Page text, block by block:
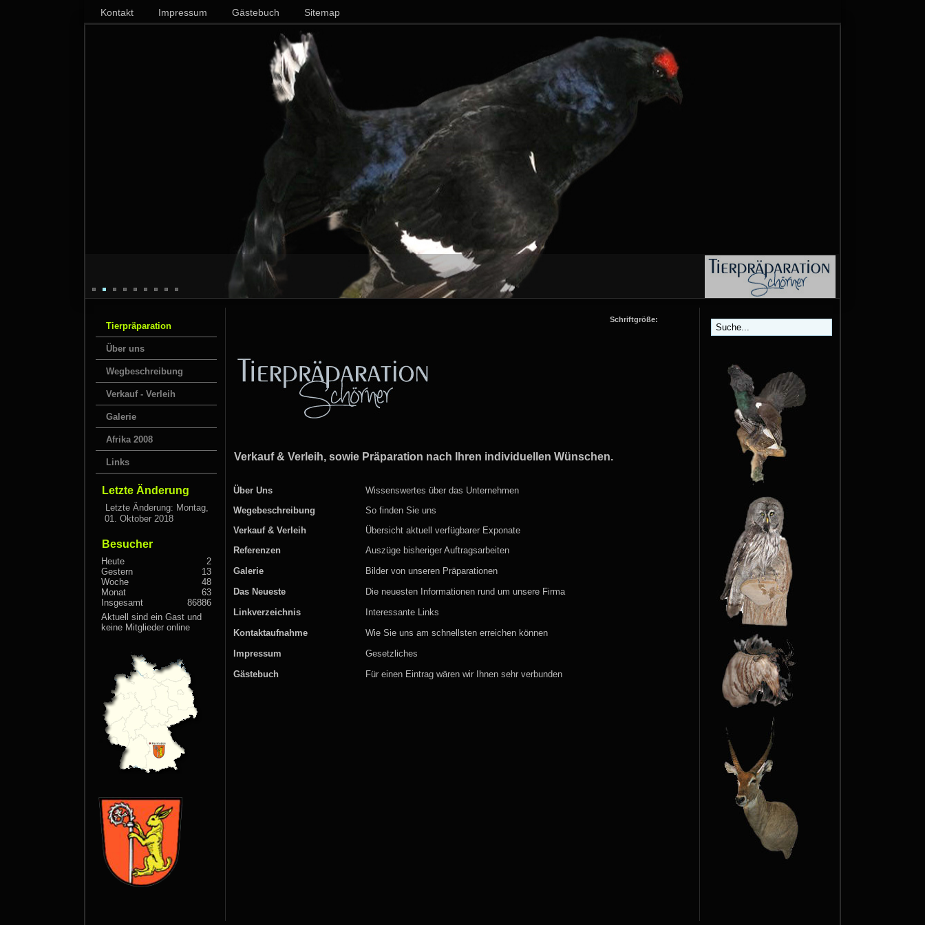
Kontakt Impressum Gästebuch Sitemap
Tierpräparation
Über uns
Wegbeschreibung
Verkauf - Verleih
Galerie
Afrika 2008
Links
Letzte Änderung
Letzte Änderung: Montag,
01. Oktober 2018
Besucher
Heute
2
Gestern
13
Woche
48
Monat
63
Insgesamt
86886
Aktuell sind ein Gast und
keine Mitglieder online
Schriftgröße:
Verkauf & Verleih, sowie Präparation nach Ihren individuellen Wünschen.
Über Uns
Wissenswertes über das Unternehmen
Wegebeschreibung
So finden Sie uns
Verkauf & Verleih
Übersicht aktuell verfügbarer Exponate
Referenzen
Auszüge bisheriger Auftragsarbeiten
Galerie
Bilder von unseren Präparationen
Das Neueste
Die neuesten Informationen rund um unsere Firma
Linkverzeichnis
Interessante Links
Kontaktaufnahme
Wie Sie uns am schnellsten erreichen können
Impressum
Gesetzliches
Gästebuch
Für einen Eintrag wären wir Ihnen sehr verbunden